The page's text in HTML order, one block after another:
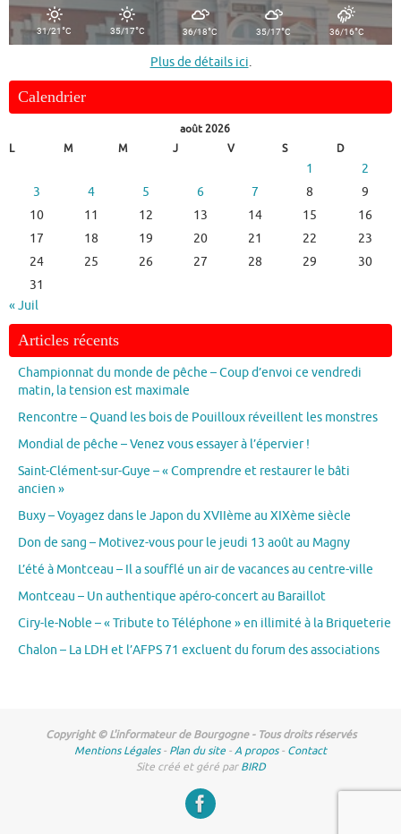
31/21°C 35/17°C 36/18°C 35/17°C 36/16°C
Plus de détails ici.
Calendrier
août 2026
L
M M J V S D
1
2
3
4 5 6 7 8
9
10
11 12 13 14 15
16
17
18 19 20 21 22
23
24
25 26 27 28 29
30
31
« Juil
Articles récents
Championnat du monde de pêche – Coup d’envoi ce vendredi
matin, la tension est maximale
Rencontre – Quand les bois de Pouilloux réveillent les monstres
Mondial de pêche – Venez vous essayer à l’épervier !
Saint-Clément-sur-Guye – « Comprendre et restaurer le bâti
ancien »
Buxy – Voyagez dans le Japon du XVIIème au XIXème siècle
Don de sang – Motivez-vous pour le jeudi 13 août au Magny
L’été à Montceau – Il a soufflé un air de vacances au centre-ville
Montceau – Un authentique apéro-concert au Baraillot
Ciry-le-Noble – « Tribute to Téléphone » en illimité à la Briqueterie
Chalon – La LDH et l’AFPS 71 excluent du forum des associations
Copyright © L'informateur de Bourgogne - Tous droits réservés
Mentions Légales- Plan du site -A propos- Contact
Site créé et géré parBIRD